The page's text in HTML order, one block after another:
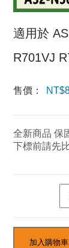
適用於
R701VJ
售價： NT$
全新商品 保
下標前請先
加入購物車